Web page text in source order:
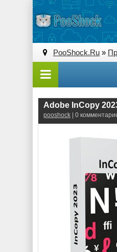
PooShock.Ru »
Adobe InCopy
pooshock | 0